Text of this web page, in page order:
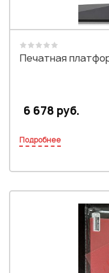
Печатная
6 678 руб.
Подробнее